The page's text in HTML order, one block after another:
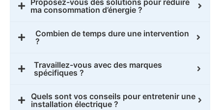
Proposez-vous des solutions pour réduire
ma consommation d’énergie ?
Combien de temps dure une intervention
?
Travaillez-vous avec des marques
spécifiques ?
Quels sont vos conseils pour entretenir une
installation électrique ?